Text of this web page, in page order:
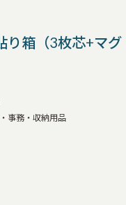
り箱（3枚芯+マグ
事務・収納用品